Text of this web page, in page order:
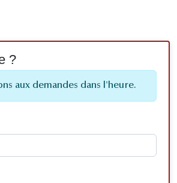
?
aux demandes dans l'heure.